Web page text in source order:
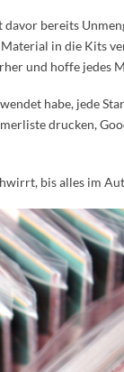
bereits
in die Kits
und hoffe jedes
habe, jede
drucken,
bis alles im